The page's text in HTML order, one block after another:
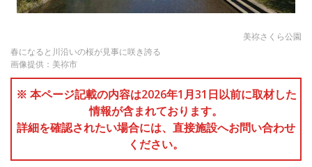
美祢さくら公園
春になると川沿いの桜が見事に咲き誇る
画像提供：美祢市
※ 本ページ記載の内容は2026年1月31日以前に取材した
情報が含まれております。
詳細を確認されたい場合には、直接施設へお問い合わせ
ください。